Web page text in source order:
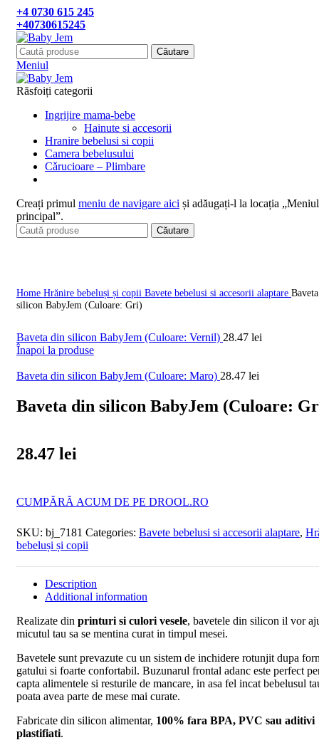
+4 0730 615 245
+40730615245
Căutare
Meniul
Răsfoiți categorii
Ingrijire mama-bebe
Hainute si accesorii
Hranire bebelusi si copii
Camera bebelusului
Cǎrucioare – Plimbare
Creați primul meniu de navigare aici și adăugați-l la locația „Meniul
principal”.
Căutare
Home Hrănire bebeluși și copii Bavete bebelusi si accesorii alaptare
silicon BabyJem (Culoare: Gri)
Baveta din silicon BabyJem (Culoare: Vernil) 28.47 lei
Înapoi la produse
Baveta din silicon BabyJem (Culoare: Maro) 28.47 lei
Baveta din silicon BabyJem (Culoare:
28.47 lei
CUMPĂRĂ ACUM DE PE DROOL.RO
SKU: bj_7181 Categories: Bavete bebelusi si accesorii alaptare,
bebeluși și copii
Description
Additional information
Realizate din printuri si culori vesele, bavetele din silicon il vor
micutul tau sa se mentina curat in timpul mesei.
Bavetele sunt prevazute cu un sistem de inchidere rotunjit dupa
gatului si foarte confortabil. Buzunarul frontal adanc este perfect
capta alimentele si resturile de mancare, in asa fel incat bebelusul
poata avea parte de mese mai curate.
Fabricate din silicon alimentar, 100% fara BPA, PVC sau aditivi
plastifiati.